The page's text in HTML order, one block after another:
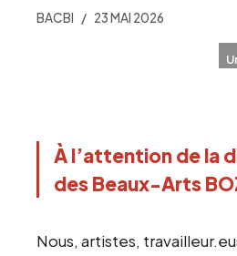
BACBI 23 MAI 2026
À l’attention de la
des Beaux-Arts
Nous, artistes,